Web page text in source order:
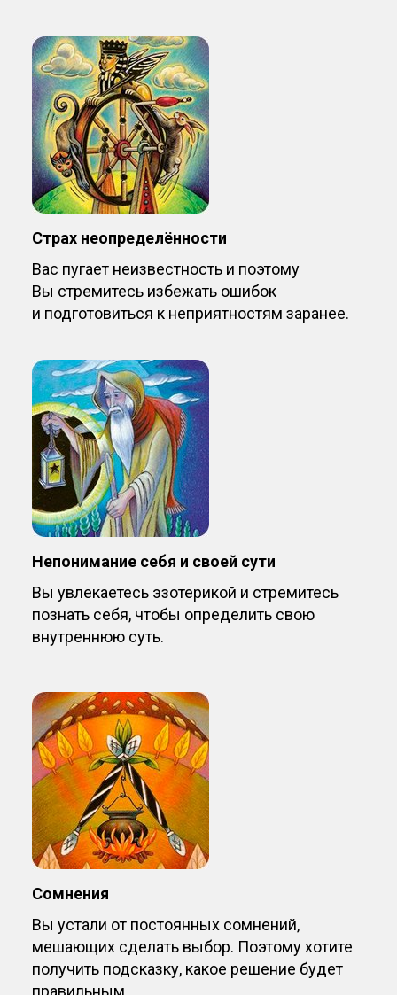
Страх неопределённости
Вас пугает неизвестность и поэтому
Вы стремитесь избежать ошибок
и подготовиться к неприятностям заранее.
Непонимание себя и своей сути
Вы увлекаетесь эзотерикой и стремитесь
познать себя, чтобы определить свою
внутреннюю суть.
Сомнения
Вы устали от постоянных сомнений,
мешающих сделать выбор. Поэтому хотите
получить подсказку, какое решение будет
правильным.